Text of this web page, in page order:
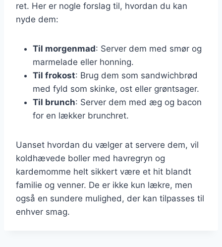
ret. Her er nogle forslag til, hvordan du kan
nyde dem:
Til morgenmad: Server dem med smør og
marmelade eller honning.
Til frokost: Brug dem som sandwichbrød
med fyld som skinke, ost eller grøntsager.
Til brunch: Server dem med æg og bacon
for en lækker brunchret.
Uanset hvordan du vælger at servere dem, vil
koldhævede boller med havregryn og
kardemomme helt sikkert være et hit blandt
familie og venner. De er ikke kun lækre, men
også en sundere mulighed, der kan tilpasses til
enhver smag.